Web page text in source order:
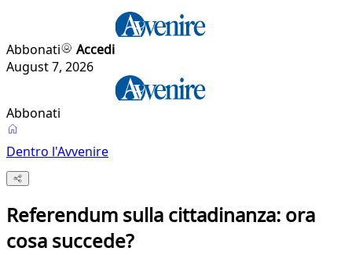
Abbonati
Accedi
August 7, 2026
Abbonati
Dentro l'Avvenire
Referendum sulla cittadinanza: ora
cosa succede?